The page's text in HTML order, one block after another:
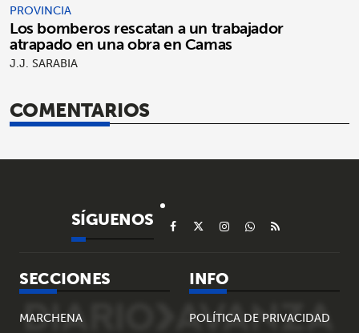
PROVINCIA
Los bomberos rescatan a un trabajador
atrapado en una obra en Camas
J.J. SARABIA
COMENTARIOS
SÍGUENOS
SECCIONES
MARCHENA
INFO
POLÍTICA DE PRIVACIDAD